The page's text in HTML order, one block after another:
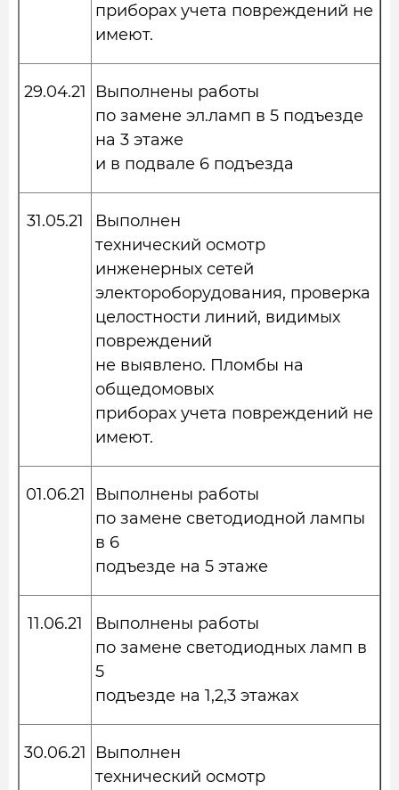
приборах учета повреждений не
имеют.
29.04.21
Выполнены работы
по замене эл.ламп в 5 подъезде
на 3 этаже
и в подвале 6 подъезда
31.05.21
Выполнен
технический осмотр
инженерных сетей
электороборудования, проверка
целостности линий, видимых
повреждений
не выявлено. Пломбы на
общедомовых
приборах учета повреждений не
имеют.
01.06.21
Выполнены работы
по замене светодиодной лампы
в 6
подъезде на 5 этаже
11.06.21
Выполнены работы
по замене светодиодных ламп в
5
подъезде на 1,2,3 этажах
30.06.21
Выполнен
технический осмотр